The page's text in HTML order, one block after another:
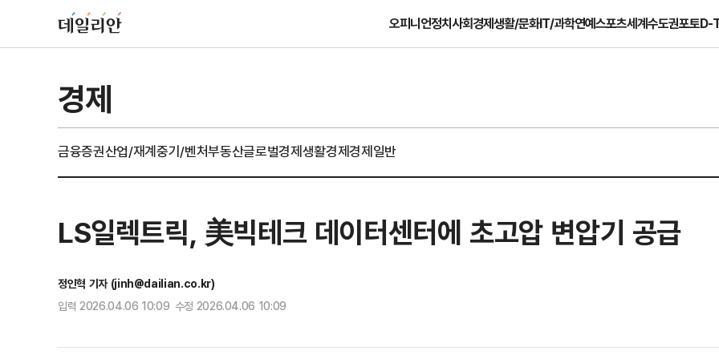
오피니언정치사회경제생활/문화IT/과학연예스포츠세계수도권포토D-
경제
금융증권산업/재계중기/벤처부동산글로벌경제생활경제경제일반
LS일렉트릭, 美빅테크 데이터센터에 초고압 변압기 공급
정인혁 기자 (jinh@dailian.co.kr)
입력 2026.04.06 10:09 수정 2026.04.06 10:09